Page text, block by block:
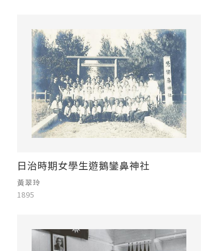
日治時期女學生遊鵝鑾鼻神社
黃翠玲
1895